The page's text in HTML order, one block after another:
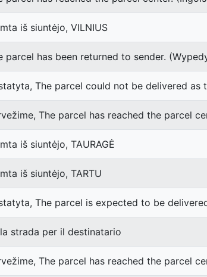
iš siuntėjo, VILNIUS
parcel has been returned to sender.
The parcel could not be delivered as
The parcel has reached the parcel
iš siuntėjo, TAURAGĖ
iš siuntėjo, TARTU
The parcel is expected to be
strada per il destinatario
The parcel has reached the parcel